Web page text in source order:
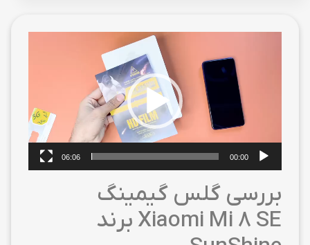
00:00
06:06
بررسی گلس گیمینگ
Xiaomi Mi 8 SE برند